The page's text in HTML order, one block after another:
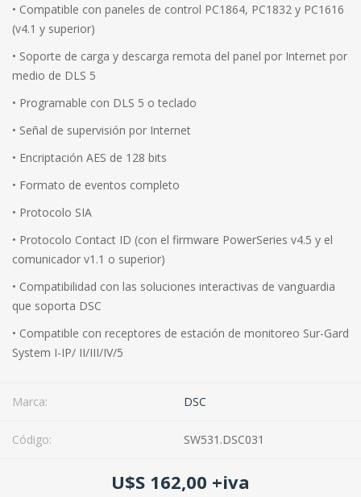
• Compatible con paneles de control PC1864, PC1832 y PC1616
(v4.1 y superior)
• Soporte de carga y descarga remota del panel por Internet por
medio de DLS 5
• Programable con DLS 5 o teclado
• Señal de supervisión por Internet
• Encriptación AES de 128 bits
• Formato de eventos completo
• Protocolo SIA
• Protocolo Contact ID (con el firmware PowerSeries v4.5 y el
comunicador v1.1 o superior)
• Compatibilidad con las soluciones interactivas de vanguardia
que soporta DSC
• Compatible con receptores de estación de monitoreo Sur-Gard
System I-IP/ II/III/IV/5
Marca: DSC
Código: SW531.DSC031
U$S 162,00 +iva